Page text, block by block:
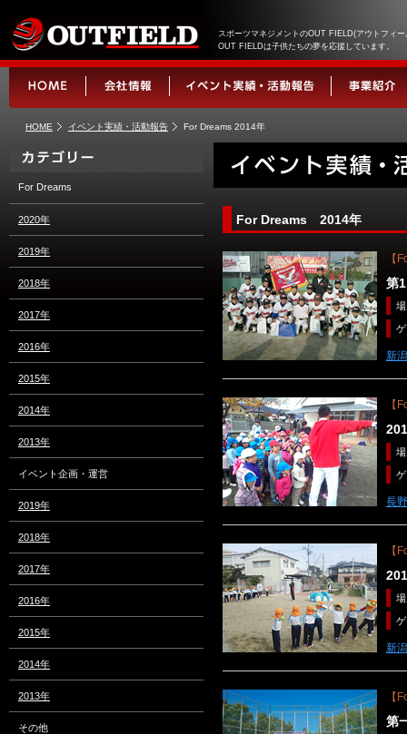
スポーツマネジメントのOUT FIELD(アウトフィー
OUT FIELDは子供たちの夢を応援しています。
HOME イベント実績・活動報告 For Dreams 2014年
For Dreams
2020年
2019年
2018年
2017年
2016年
2015年
2014年
2013年
イベント企画・運営
2019年
2018年
2017年
2016年
2015年
2014年
2013年
その他
For Dreams 2014年
【
第
新
【
長
【
新
【
第